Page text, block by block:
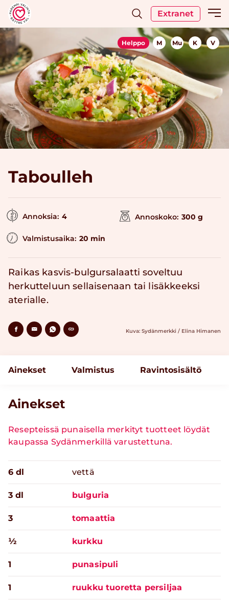
Extranet
Helppo M Mu K V
Taboulleh
Annoksia: 4 Annoskoko: 300 g
Valmistusaika: 20 min
Raikas kasvis-bulgursalaatti soveltuu
herkutteluun sellaisenaan tai lisäkkeeksi
aterialle.
Kuva: Sydänmerkki / Elina Himanen
Ainekset Valmistus Ravintosisältö
Ainekset
Resepteissä punaisella merkityt tuotteet löydät
kaupassa Sydänmerkillä varustettuna.
6 dl vettä
3 dl bulguria
3 tomaattia
½ kurkku
1 punasipuli
1 ruukku tuoretta persiljaa